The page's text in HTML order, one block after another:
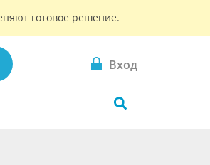
готовое решение.
Вход